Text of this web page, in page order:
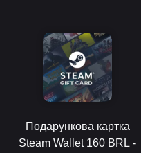
Подарункова картка
Steam Wallet 160 BRL -